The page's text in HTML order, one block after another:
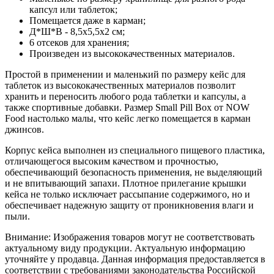
капсул или таблеток;
Помещается даже в карман;
Д*Ш*В - 8,5х5,5х2 см;
6 отсеков для хранения;
Произведен из высококачественных материалов.
Простой в применении и маленький по размеру кейс для
таблеток из высококачественных материалов позволит
хранить и переносить любого рода таблетки и капсулы, а
также спортивные добавки. Размер Small Pill Box от NOW
Food настолько малы, что кейс легко помещается в карман
джинсов.
Корпус кейса выполнен из специального пищевого пластика,
отличающегося высоким качеством и прочностью,
обеспечивающий безопасность применения, не выделяющий
и не впитывающий запахи. Плотное прилегание крышки
кейса не только исключает рассыпание содержимого, но и
обеспечивает надежную защиту от проникновения влаги и
пыли.
Внимание: Изображения товаров могут не соответствовать
актуальному виду продукции. Актуальную информацию
уточняйте у продавца. Данная информация предоставляется в
соответствии с требованиями законодательства Российской